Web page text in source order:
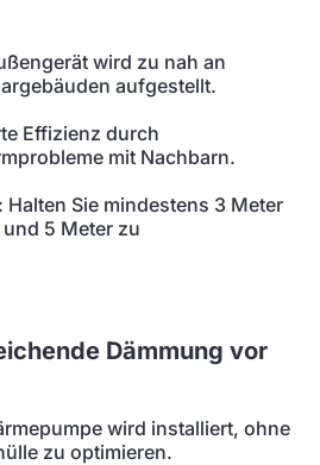
wird zu nah an
aufgestellt.
Effizienz durch
mit Nachbarn.
Halten Sie mindestens 3 Meter
5 Meter zu
Dämmung vor
wird installiert, ohne
zu optimieren.